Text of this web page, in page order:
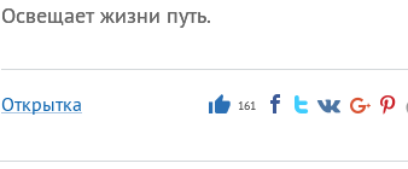
Освещает жизни путь.
Открытка 161